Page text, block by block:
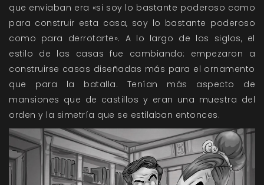
que enviaban era «si soy lo bastante poderoso como
para construir esta casa, soy lo bastante poderoso
como para derrotarte». A lo largo de los siglos, el
estilo de las casas fue cambiando: empezaron a
construirse casas diseñadas más para el ornamento
que para la batalla. Tenían más aspecto de
mansiones que de castillos y eran una muestra del
orden y la simetría que se estilaban entonces.